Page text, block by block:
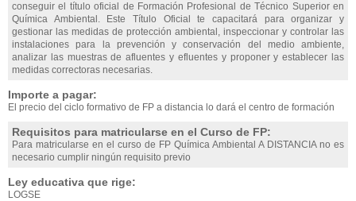
conseguir el título oficial de Formación Profesional de Técnico Superior en
Química Ambiental. Este Título Oficial te capacitará para organizar y
gestionar las medidas de protección ambiental, inspeccionar y controlar las
instalaciones para la prevención y conservación del medio ambiente,
analizar las muestras de afluentes y efluentes y proponer y establecer las
medidas correctoras necesarias.
Importe a pagar:
El precio del ciclo formativo de FP a distancia lo dará el centro de formación
Requisitos para matricularse en el Curso de FP:
Para matricularse en el curso de FP Química Ambiental A DISTANCIA no es
necesario cumplir ningún requisito previo
Ley educativa que rige:
LOGSE